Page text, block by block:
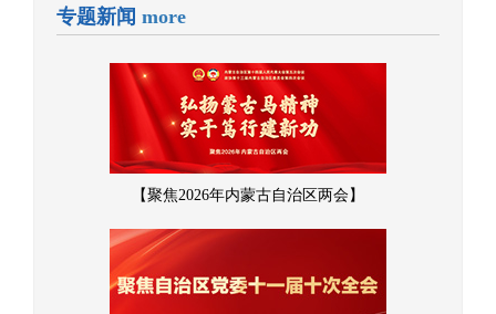
专题新闻 more
【聚焦2026年内蒙古自治区两会】